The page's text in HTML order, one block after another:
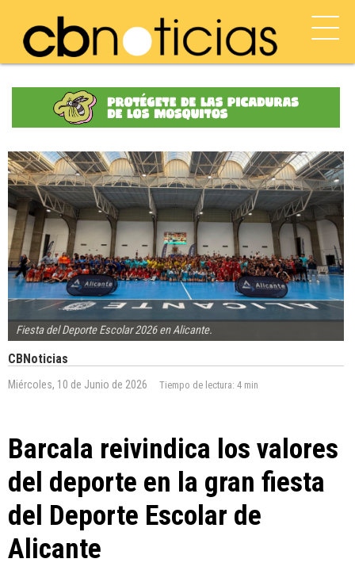
Fiesta del Deporte Escolar 2026 en Alicante.
CBNoticias
Miércoles, 10 de Junio de 2026 Tiempo de lectura: 4 min
Barcala reivindica los valores
del deporte en la gran fiesta
del Deporte Escolar de
Alicante